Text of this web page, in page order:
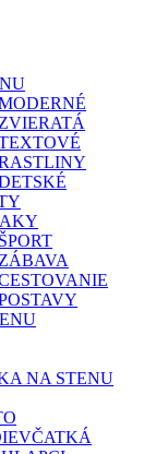
NA STENU